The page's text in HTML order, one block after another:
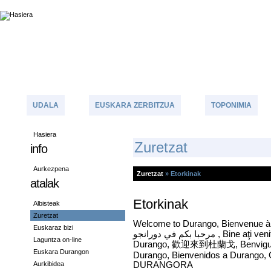
UDALA EUSKARA ZERBITZUA TOPONIMIA
Hasiera
info
Aurkezpena
atalak
Albisteak
Zuretzat
Euskaraz bizi
Laguntza on-line
Euskara Durangon
Aurkibidea
ZUretzat
Zuretzat » Etorkinak
Etorkinak
Welcome to Durango, Bienvenue
مرحبا بكم في دورانجو , Bine aţi venit la Durango, Bem-vindo ao
Durango, 歡迎來到杜蘭戈,
Durango, Bienvenidos a Durango,
DURANGORA